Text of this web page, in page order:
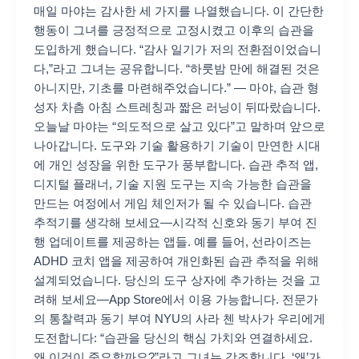
매일 마야는 감사한 세 가지를 나열했습니다. 이 간단한
행동이 그녀를 긍정적으로 고정시켰고 이후의 습관을
도입하게 했습니다. “감사 일기가 저의 전환점이었습니
다,”라고 그녀는 공유합니다. “하룻밤 만에 해결된 것은
아니지만, 기초를 마련해주었습니다.” — 마야, 습관 형
성자 차츰 아침 스트레칭과 짧은 러닝이 뒤따랐습니다.
오늘날 마야는 “의도적으로 살고 있다”고 말하며 앞으로
나아갑니다. 도구와 기술 활용하기 기술이 만연한 시대
에 개인 성장을 위한 도구가 풍부합니다. 습관 추적 앱,
디지털 플래너, 기술 지원 도구는 지속 가능한 습관을
만드는 여정에서 게임 체인저가 될 수 있습니다. 습관
추적기를 생각해 보세요—시각적 신호와 동기 부여 진
행 업데이트를 제공하는 앱들. 예를 들어, 선라이즈는
ADHD 코치 앱을 제공하여 개인화된 습관 추적을 위해
설계되었습니다. 당신의 도구 상자에 추가하는 것을 고
려해 보세요—App Store에서 이용 가능합니다. 전문가
의 통찰력과 동기 부여 NYU의 사라 첸 박사가 우리에게
도전합니다: “습관을 당신의 핵심 가치와 연결하세요.